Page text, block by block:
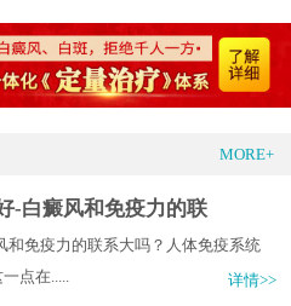
MORE+
-白癜风和免疫力的联
和免疫力的联系大吗？人体免疫系统
点在.....
详情>>